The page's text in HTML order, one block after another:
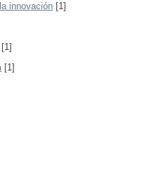
innovación [1]
[1]
[1]